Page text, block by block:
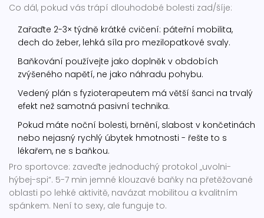
Co dál, pokud vás trápí dlouhodobé bolesti zad/šíje:
Zařaďte 2-3× týdně krátké cvičení: páteřní mobilita,
dech do žeber, lehká síla pro mezilopatkové svaly.
Baňkování používejte jako doplněk v obdobích
zvýšeného napětí, ne jako náhradu pohybu.
Vedený plán s fyzioterapeutem má větší šanci na trvalý
efekt než samotná pasivní technika.
Pokud máte noční bolesti, brnění, slabost v končetinách
nebo nejasný rychlý úbytek hmotnosti - řešte to s
lékařem, ne s baňkou.
Pro sportovce: zaveďte jednoduchý protokol „uvolni-
hýbej-spi“. 5-7 min jemné klouzavé baňky na přetěžované
oblasti po lehké aktivitě, navázat mobilitou a kvalitním
spánkem. Není to sexy, ale funguje to.